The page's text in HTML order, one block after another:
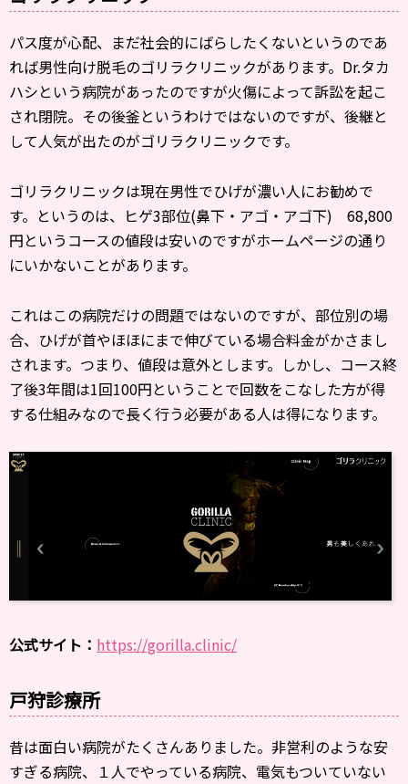
パス度が心配、まだ社会的にばらしたくないというのであ
れば男性向け脱毛のゴリラクリニックがあります。Dr.タカ
ハシという病院があったのですが火傷によって訴訟を起こ
され閉院。その後釜というわけではないのですが、後継と
して人気が出たのがゴリラクリニックです。
ゴリラクリニックは現在男性でひげが濃い人にお勧めで
す。というのは、ヒゲ3部位(鼻下・アゴ・アゴ下) 68,800
円というコースの値段は安いのですがホームページの通り
にいかないことがあります。
これはこの病院だけの問題ではないのですが、部位別の場
合、ひげが首やほほにまで伸びている場合料金がかさまし
されます。つまり、値段は意外とします。しかし、コース終
了後3年間は1回100円ということで回数をこなした方が得
する仕組みなので長く行う必要がある人は得になります。
公式サイト： https://gorilla.clinic/
戸狩診療所
昔は面白い病院がたくさんありました。非営利のような安
すぎる病院、１人でやっている病院、電気もついていない